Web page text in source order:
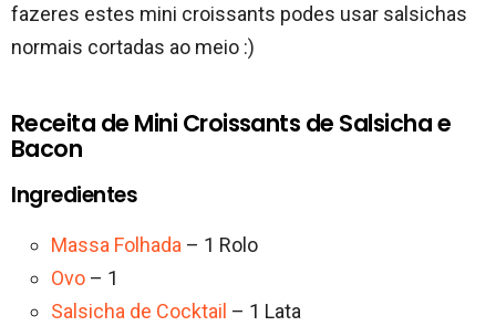
fazeres estes mini croissants podes usar salsichas
normais cortadas ao meio :)
Receita de Mini Croissants de Salsicha e
Bacon
Ingredientes
Massa Folhada – 1 Rolo
Ovo – 1
Salsicha de Cocktail – 1 Lata